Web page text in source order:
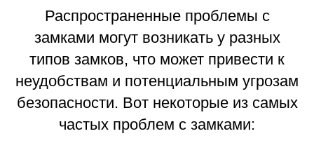
Распространенные проблемы с
замками могут возникать у разных
типов замков, что может привести к
неудобствам и потенциальным угрозам
безопасности. Вот некоторые из самых
частых проблем с замками: